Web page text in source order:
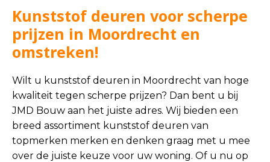
Kunststof deuren voor scherpe
prijzen in Moordrecht en
omstreken!
Wilt u kunststof deuren in Moordrecht van hoge
kwaliteit tegen scherpe prijzen? Dan bent u bij
JMD Bouw aan het juiste adres. Wij bieden een
breed assortiment kunststof deuren van
topmerken merken en denken graag met u mee
over de juiste keuze voor uw woning. Of u nu op